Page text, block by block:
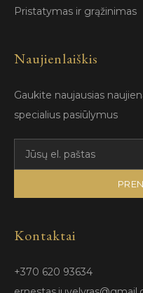
Pristatymas ir grąžinimas
Naujienlaiškis
Gaukite naujausias
specialius pasiūlymus
Kontaktai
+370 620 93634